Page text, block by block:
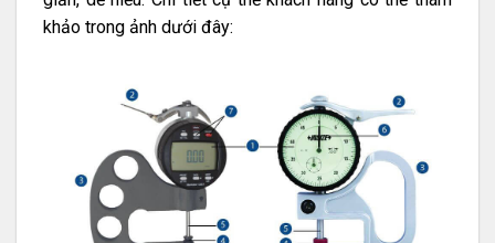
khảo trong ảnh dưới đây: